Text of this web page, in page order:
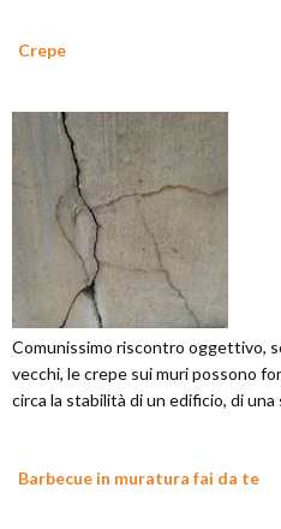
Crepe
Comunissimo riscontro oggettivo,
vecchi, le crepe sui muri possono
circa la stabilità di un edificio, di una
Barbecue in muratura fai da te